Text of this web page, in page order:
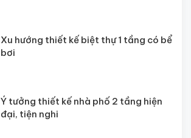
Xu hướng thiết kế biệt thự 1 tầng có bể
bơi
Ý tưởng thiết kế nhà phố 2 tầng hiện
đại, tiện nghi